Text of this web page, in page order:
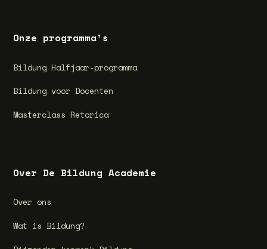
Onze programma's
Bildung Halfjaar-programma
Bildung voor Docenten
Masterclass Retorica
Over De Bildung Academie
Over ons
Wat is Bildung?